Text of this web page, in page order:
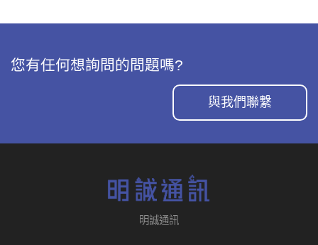
您有任何想詢問的問題嗎?
與我們聯繫
明誠通訊